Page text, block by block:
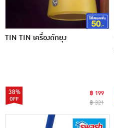
TIN TIN เครื่องดักยุง
38%
฿ 199
฿ 321